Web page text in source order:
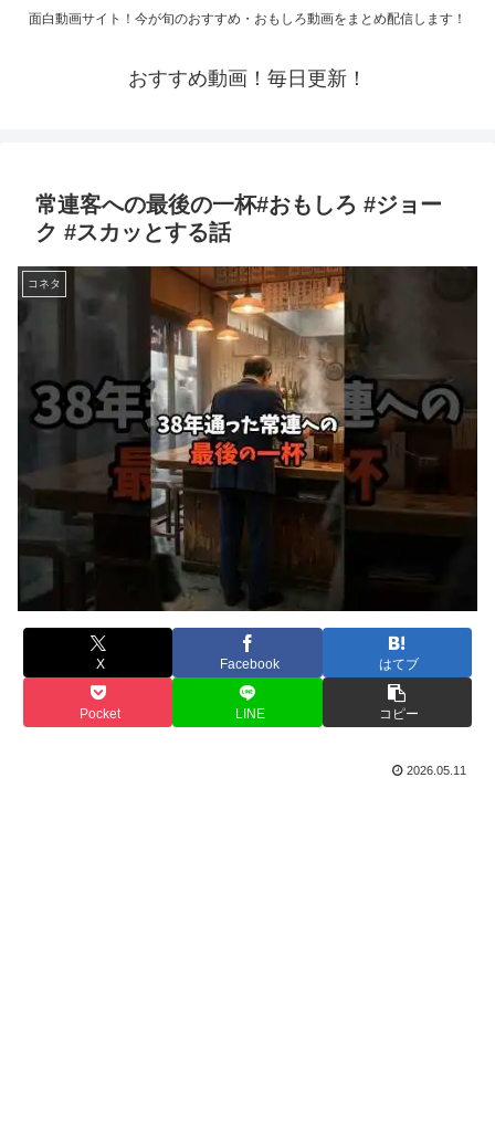
面白動画サイト！今が旬のおすすめ・おもしろ動画をまとめ配信します！
おすすめ動画！毎日更新！
常連客への最後の一杯#おもしろ #ジョー
ク #スカッとする話
コネタ
X Facebook はてブ
Pocket LINE コピー
2026.05.11